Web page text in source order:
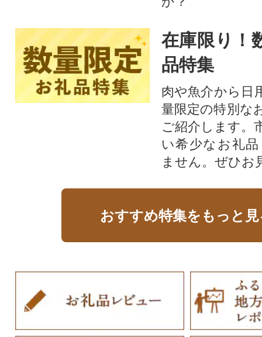
在庫限り！
品特集
肉や魚介から日
量限定の特別な
ご紹介します。
い希少なお礼
ません。ぜひお
おすすめ特集をもっと